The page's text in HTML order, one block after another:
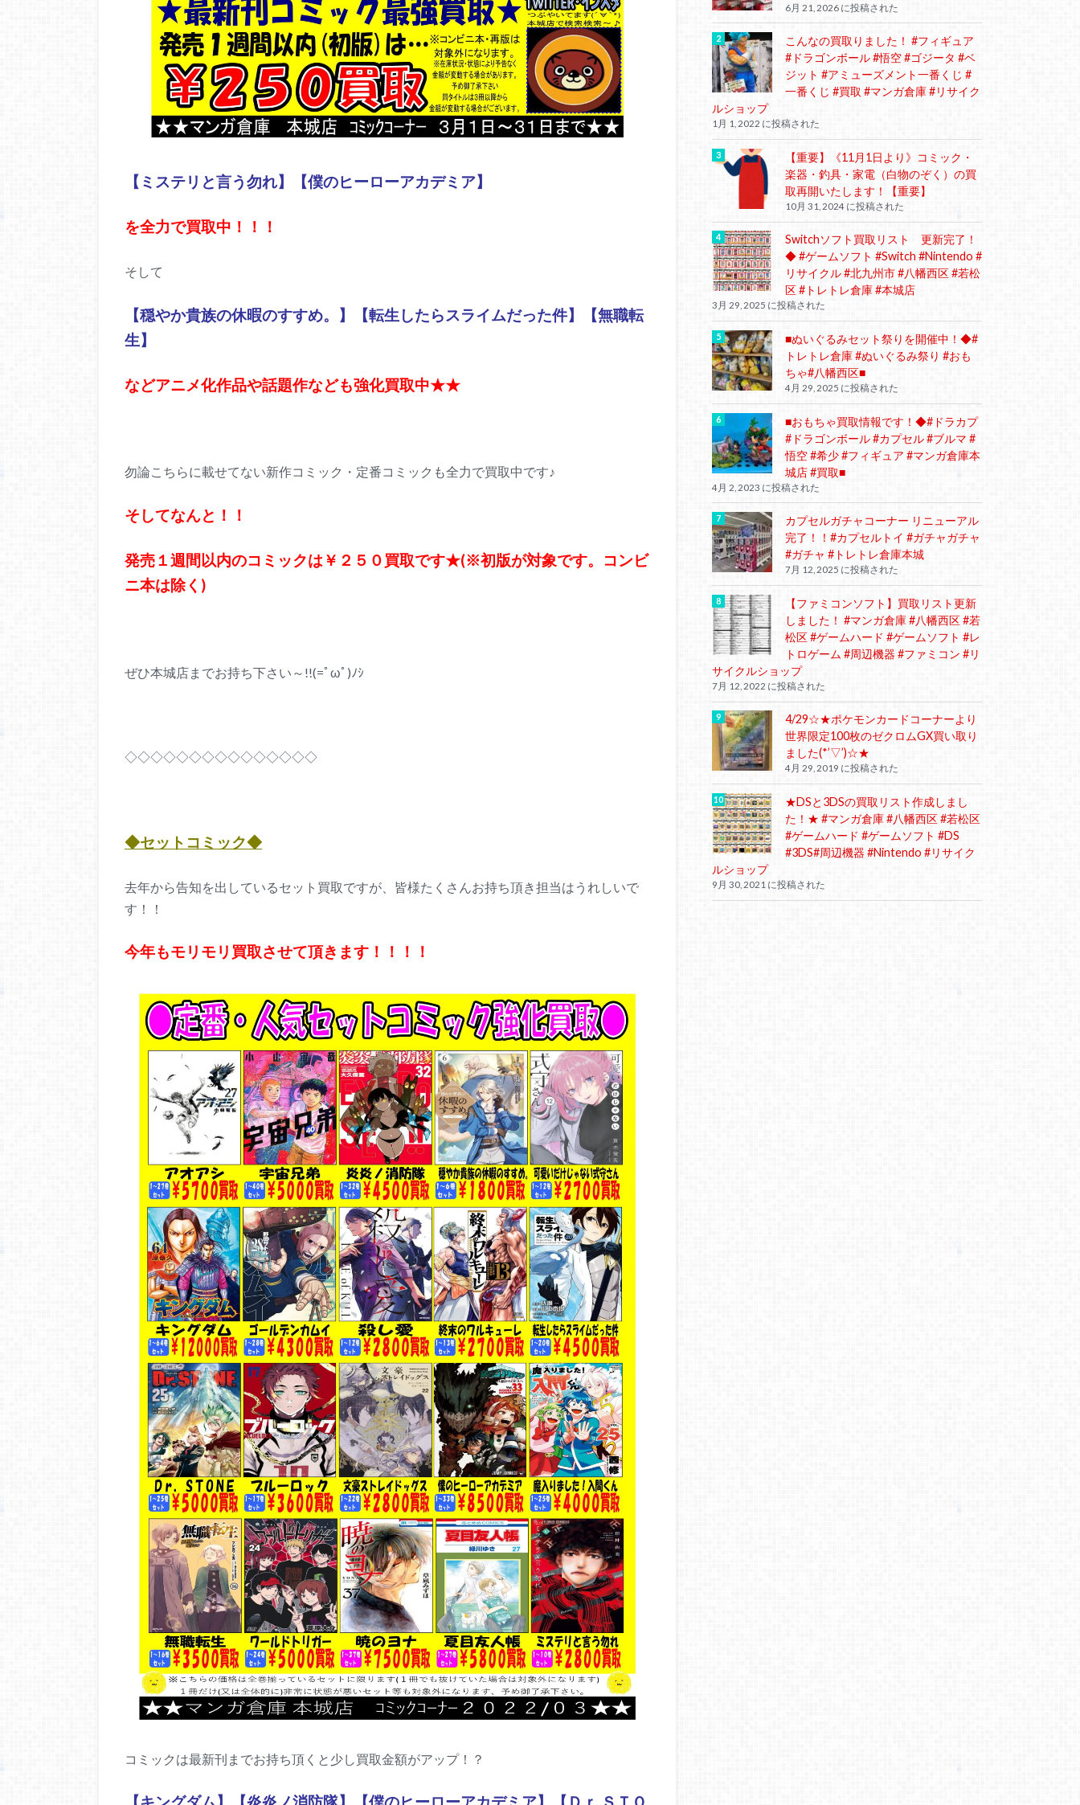
【ミステリと言う勿れ】【僕のヒーローアカデミア】
を全力で買取中！！！
そして
【穏やか貴族の休暇のすすめ。】【転生したらスライムだった件】【無職転
生】
などアニメ化作品や話題作なども強化買取中★★
勿論こちらに載せてない新作コミック・定番コミックも全力で買取中です♪
そしてなんと！！
発売１週間以内のコミックは￥２５０買取です★(※初版が対象です。コンビ
ニ本は除く)
ぜひ本城店までお持ち下さい～!!(=ﾟωﾟ)ﾉｼ
◇◇◇◇◇◇◇◇◇◇◇◇◇◇◇
◆セットコミック◆
去年から告知を出しているセット買取ですが、皆様たくさんお持ち頂き担当はうれしいで
す！！
今年もモリモリ買取させて頂きます！！！！
コミックは最新刊までお持ち頂くと少し買取金額がアップ！？
6月 21, 2026 に投稿された
こんなの買取りました！ #フィギュア
#ドラゴンボール #悟空 #ゴジータ #ベ
ジット #アミューズメント一番くじ #
一番くじ #買取 #マンガ倉庫 #リサイク
ルショップ
1月 1, 2022 に投稿された
【重要】《11月1日より》コミック・
楽器・釣具・家電（白物のぞく）の買
取再開いたします！【重要】
10月 31, 2024 に投稿された
Switchソフト買取リスト 更新完了！
◆ #ゲームソフト #Switch #Nintendo #
リサイクル #北九州市 #八幡西区 #若松
区 #トレトレ倉庫 #本城店
3月 29, 2025 に投稿された
■ぬいぐるみセット祭りを開催中！◆#
トレトレ倉庫 #ぬいぐるみ祭り #おも
ちゃ#八幡西区■
4月 29, 2025 に投稿された
■おもちゃ買取情報です！◆#ドラカプ
#ドラゴンボール #カプセル #ブルマ #
悟空 #希少 #フィギュア #マンガ倉庫本
城店 #買取■
4月 2, 2023 に投稿された
カプセルガチャコーナー リニューアル
完了！！#カプセルトイ #ガチャガチャ
#ガチャ #トレトレ倉庫本城
7月 12, 2025 に投稿された
【ファミコンソフト】買取リスト更新
しました！ #マンガ倉庫 #八幡西区 #若
松区 #ゲームハード #ゲームソフト #レ
トロゲーム #周辺機器 #ファミコン #リ
サイクルショップ
7月 12, 2022 に投稿された
4/29☆★ポケモンカードコーナーより
世界限定100枚のゼクロムGX買い取り
ました(*’▽’)☆★
4月 29, 2019 に投稿された
★DSと3DSの買取リスト作成しまし
た！★ #マンガ倉庫 #八幡西区 #若松区
#ゲームハード #ゲームソフト #DS
#3DS#周辺機器 #Nintendo #リサイク
ルショップ
9月 30, 2021 に投稿された